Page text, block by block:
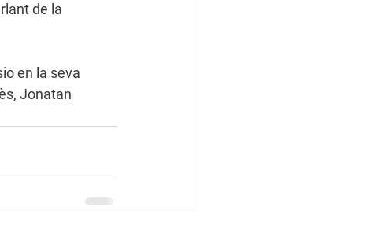
de la
en la seva
Jonatan